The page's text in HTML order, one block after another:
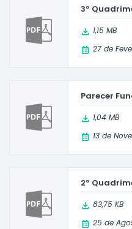
3º
1,15 MB
27 de
Parecer
1,04 MB
13 de
2º
83,75 KB
25 de